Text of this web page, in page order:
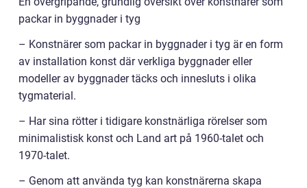
packar in byggnader i tyg
– Konstnärer som packar in byggnader i tyg är en form
av installation konst där verkliga byggnader eller
modeller av byggnader täcks och innesluts i olika
tygmaterial.
– Har sina rötter i tidigare konstnärliga rörelser som
minimalistisk konst och Land art på 1960-talet och
1970-talet.
– Genom att använda tyg kan konstnärerna skapa